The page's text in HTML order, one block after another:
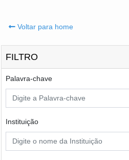
Voltar para home
FILTRO
Palavra-chave
Instituição